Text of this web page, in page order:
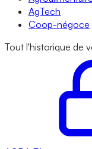
AgTech
Coop-négoce
Tout l'historique de